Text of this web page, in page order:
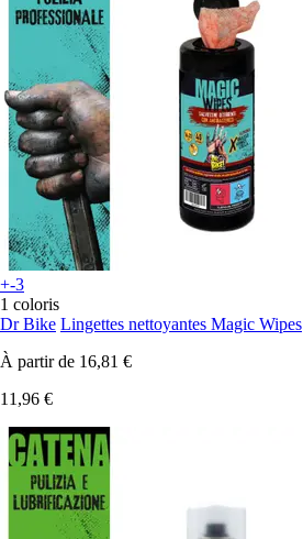
+-3
1 coloris
Dr Bike Lingettes nettoyantes Magic Wipes
À partir de 16,81 €
11,96 €